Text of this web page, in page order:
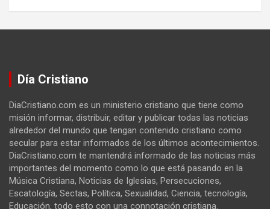
Día Cristiano
DiaCristiano.com es un ministerio cristiano que tiene como
misión informar, distribuir, editar y publicar todas las noticias
alrededor del mundo que tengan contenido cristiano como
secular para estar informados de los últimos acontecimientos.
DiaCristiano.com te mantendrá informado de las noticias más
importantes del momento como lo que está pasando en la
Música Cristiana, Noticias de Iglesias, Persecuciones,
Escatología, Sectas, Política, Sexualidad, Ciencia, tecnología,
Educación, todo esto con una connotación cristiana.